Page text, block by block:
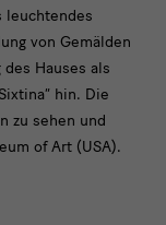
leuchtendes
von Gemälden
Hauses als
hin. Die
zu sehen und
of Art (USA).